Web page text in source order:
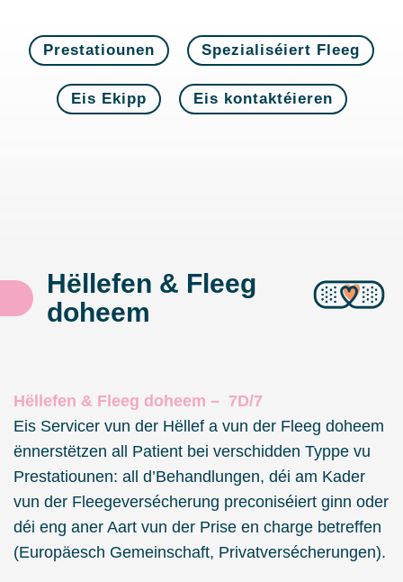
Prestatiounen Spezialiséiert Fleeg
Eis Ekipp Eis kontaktéieren
Hëllefen & Fleeg
doheem
Hëllefen & Fleeg doheem – 7D/7
Eis Servicer vun der Hëllef a vun der Fleeg doheem
ënnerstëtzen all Patient bei verschidden Typpe vu
Prestatiounen: all d’Behandlungen, déi am Kader
vun der Fleegeversécherung preconiséiert ginn oder
déi eng aner Aart vun der Prise en charge betreffen
(Europäesch Gemeinschaft, Privatversécherungen).